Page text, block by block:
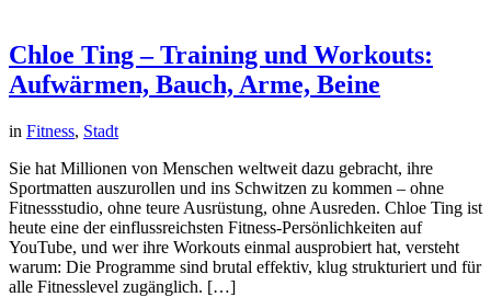
Chloe Ting – Training und Workouts:
Aufwärmen, Bauch, Arme, Beine
in Fitness, Stadt
Sie hat Millionen von Menschen weltweit dazu gebracht, ihre
Sportmatten auszurollen und ins Schwitzen zu kommen – ohne
Fitnessstudio, ohne teure Ausrüstung, ohne Ausreden. Chloe Ting ist
heute eine der einflussreichsten Fitness-Persönlichkeiten auf
YouTube, und wer ihre Workouts einmal ausprobiert hat, versteht
warum: Die Programme sind brutal effektiv, klug strukturiert und für
alle Fitnesslevel zugänglich. […]